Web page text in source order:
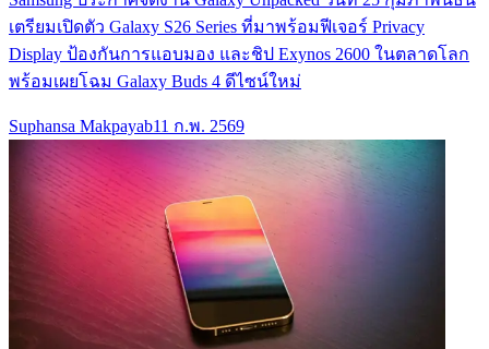
เตรียมเปิดตัว Galaxy S26 Series ที่มาพร้อมฟีเจอร์ Privacy
Display ป้องกันการแอบมอง และชิป Exynos 2600 ในตลาดโลก
พร้อมเผยโฉม Galaxy Buds 4 ดีไซน์ใหม่
Suphansa Makpayab11 ก.พ. 2569